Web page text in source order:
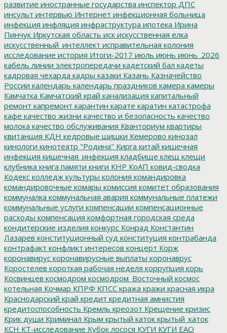
развитие иностранные государства инспектор ДПС
инсульт интервью Интернет инфекционная больница
инфекция инфляция инфраструктура ипотека Ирина
Пинчук Иркутская область иск искусственная елка
искусственный_интеллект исправительная колония
исследование история Итоги-2017 июль июнь июнь_2026
кабель линии электропередачи кадетский бал кадеты
кадровая чехарда кадры казаки Казань Казначейство
России календарь календарь праздников камера камеры
Камчатка Камчатский край канализация капитальный
ремонт капремонт карантин карате каратин катастрофа
кафе качество жизни качество и безопасность качество
молока качество обслуживания Кванториум квартиры
квитанция КДН кедровые шишки Кемерово кинозал
кинологи кинотеатр "Родина" Кирга китай кишечная
инфекция кишечная_инфекция кладбище клещ клещи
клубника книга памяти книги КНР КоАП ковид-сводка
Кодекс колледж культуры колония командировка
командировочные комары комиссия комитет образования
коммуналка коммунальная авария коммунальные платежи
коммунальные услуги компенсации компенсационные
расходы компенсация комфортная городская среда
кондитерские изделия конкурс Конрад Константин
Лазарев конституционный суд конституция контрабанда
контрафакт конфликт интересов концерт Корж
коронавирус коронавирусные выплаты коронаврус
Коростелев короткая рабочая неделя коррупция корь
Косвинцев космодром космодром_Восточный космос
котельная Кочмар КПРФ КПСС кража кражи красная икра
Краснодарский край кредит кредитная амнистия
кредитоспособность Кремль креозот Крещение кризис
Крик души Криминал Крым крытый каток крытый_каток
КСН КТ-исследование Кубок лосося КУГИ КУГИ ЕАО